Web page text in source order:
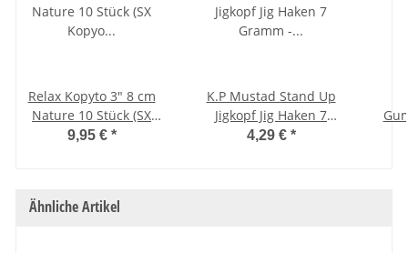
Relax Kopyto 3" 8 cm
Nature 10 Stück (SX
Kopyo Nature 3" ca. 8,0
9,95 € *
K.P Mustad Stand Up
Jigkopf Jig Haken 7
Gramm - Hakengröße 1 -
4,29 € *
Ähnliche Artikel